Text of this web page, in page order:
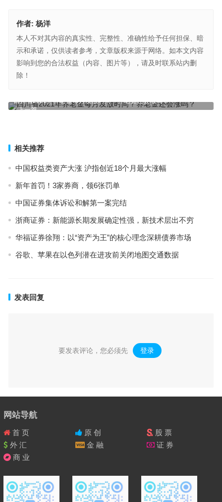
作者: 杨洋
本人不对其内容的真实性、完整性、准确性给予任何担保、暗
示和承诺，仅供读者参考，文章版权来源于网络。如本文内容
影响到您的合法权益（内容、图片等），请及时联系站内删
除！
上一篇
四川省2021年养老金每月发放时间？养老金还会涨吗？
美团讲Apple前任员工窃取商业机密？企业响应事件的起始
相关推荐
中国权益类资产大涨 沪指创近18个月最大涨幅
新年首罚！3家券商，领6张罚单
中国证券集体诉讼和解第一案完结
浙商证券：新能源长期发展确定性强，新技术层出不穷
华福证券徐翔：以“资产为王”的核心理念深耕债券市场
谷歌、苹果在以色列潜在进攻前关闭地图交通数据
发表回复
要发表评论，您必须先 登录 。
网站导航
首 页 原 创
股 票
外 汇
金 融
证 券
商 业